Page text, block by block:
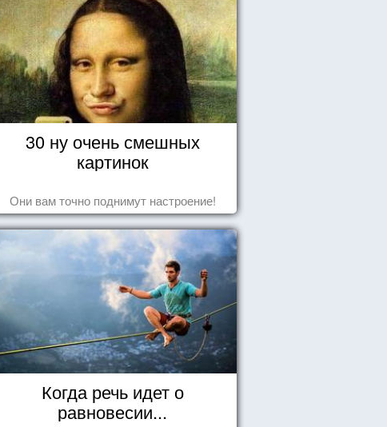
30 ну очень смешных
картинок
Они вам точно поднимут настроение!
Когда речь идет о
равновесии...